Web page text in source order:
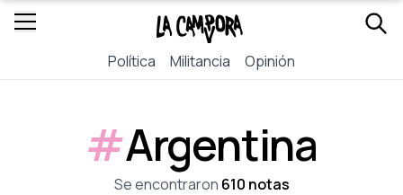
Política Militancia Opinión
#Argentina
Se encontraron 610 notas